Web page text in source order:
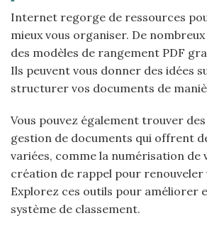
Internet regorge de ressources
mieux vous organiser. De
des modèles de rangement PDF
Ils peuvent vous donner des idées
structurer vos documents de
Vous pouvez également trouver
gestion de documents qui offrent
variées, comme la numérisation de
création de rappel pour renouveler
Explorez ces outils pour améliorer
système de classement.